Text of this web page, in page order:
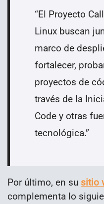
“El Proyecto
Linux buscan
marco de
fortalecer,
proyectos de
través de la
Code y otras
tecnológica.”
Por último, en su sitio
complementa lo